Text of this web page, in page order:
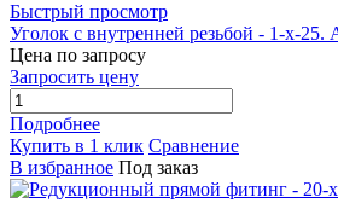
Быстрый просмотр
Уголок с внутренней резьбой - 1-x-25.
Цена по запросу
Запросить цену
Подробнее
Купить в 1 клик Сравнение
В избранное Под заказ